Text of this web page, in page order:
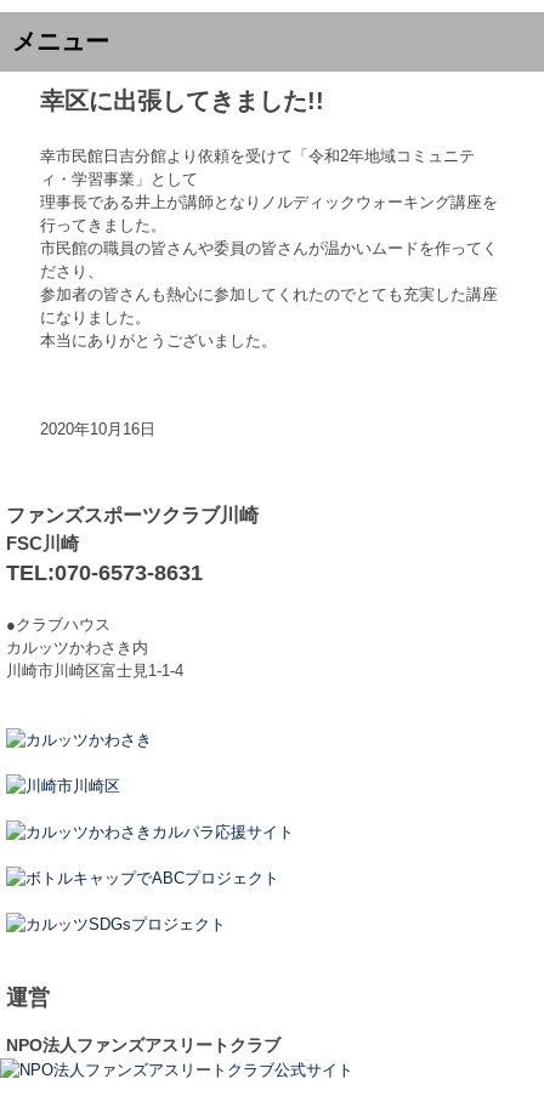
メニュー
幸区に出張してきました!!
幸市民館日吉分館より依頼を受けて「令和2年地域コミュニテ
ィ・学習事業」として
理事長である井上が講師となりノルディックウォーキング講座を
行ってきました。
市民館の職員の皆さんや委員の皆さんが温かいムードを作ってく
ださり、
参加者の皆さんも熱心に参加してくれたのでとても充実した講座
になりました。
本当にありがとうございました。
2020年10月16日
ファンズスポーツクラブ川崎
FSC川崎
TEL:070-6573-8631
●クラブハウス
カルッツかわさき内
川崎市川崎区富士見1-1-4
運営
NPO法人ファンズアスリートクラブ